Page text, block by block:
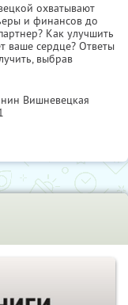
охватывают
и финансов до
Как улучшить
ваше сердце? Ответы
выбрав
Вишневецкая